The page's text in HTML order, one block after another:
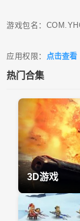
游戏包名：
应用权限： 点击查看
热门合集
3D游戏